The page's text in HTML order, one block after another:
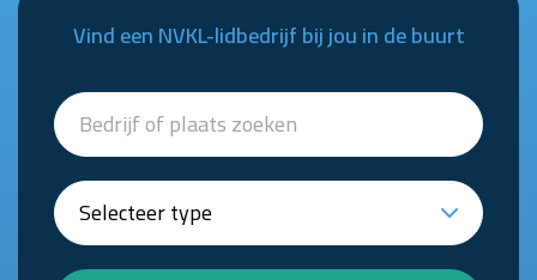
Vind een NVKL-lidbedrijf bij jou in de buurt